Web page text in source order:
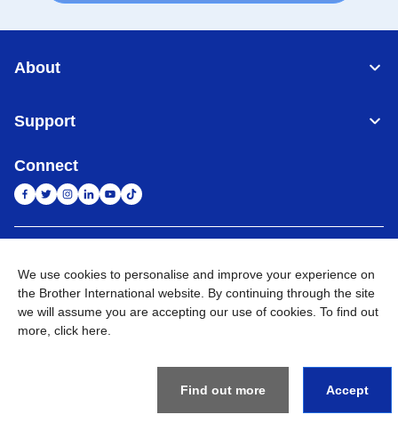
About
Support
Connect
Privacy Policy Ketentuan Penggunaan Site Map Kunjungi Situs Global
©2026BROTHER INTERNATIONAL SALES INDONESIA All
We use cookies to personalise and improve your experience on
the Brother International website. By continuing through the site
we will assume you are accepting our use of cookies. To find out
more, click here
Find out more Accept